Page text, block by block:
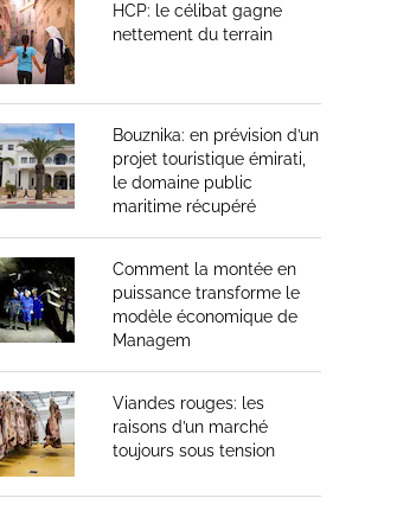
HCP: le célibat gagne
nettement du terrain
Bouznika: en prévision d’un
projet touristique émirati,
le domaine public
maritime récupéré
Comment la montée en
puissance transforme le
modèle économique de
Managem
Viandes rouges: les
raisons d’un marché
toujours sous tension